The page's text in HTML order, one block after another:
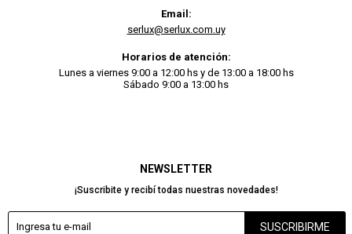
NEWSLETTER
¡Suscribite y recibí todas nuestras novedades!
SUSCRIBIRME
Email:
serlux@serlux.com.uy
Horarios de atención:
Lunes a viernes 9:00 a 12:00 hs y de 13:00 a 18:00 hs
Sábado 9:00 a 13:00 hs